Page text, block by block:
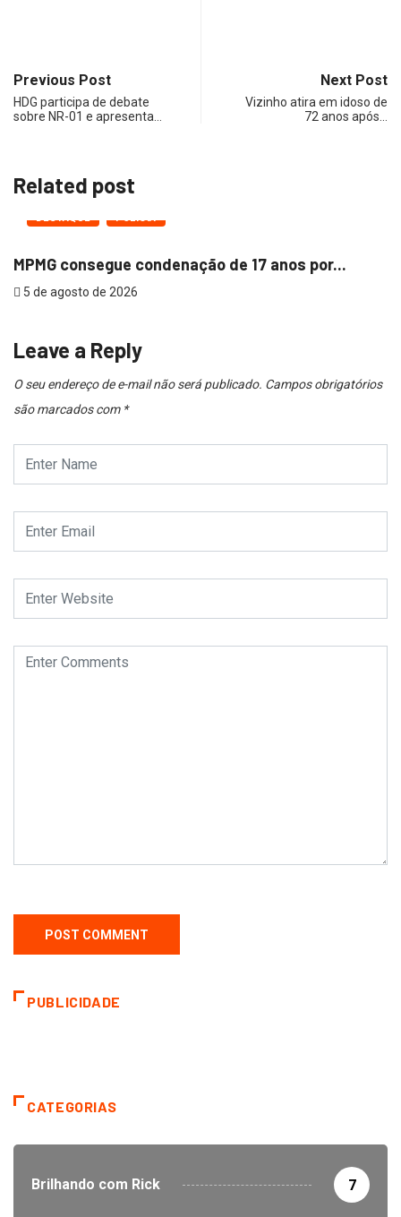
Previous Post
HDG participa de debate
sobre NR-01 e apresenta…
Next Post
Vizinho atira em idoso de
72 anos após…
Related post
DESTAQUE POLÍCIA
MPMG consegue condenação de 17 anos por...
5 de agosto de 2026
Leave a Reply
O seu endereço de e-mail não será publicado. Campos obrigatórios
são marcados com *
PUBLICIDADE
CATEGORIAS
Brilhando com Rick 7